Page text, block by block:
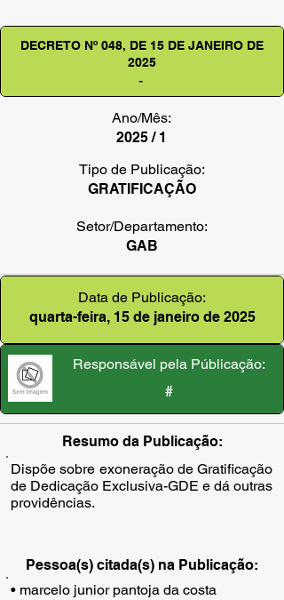
DECRETO Nº 048, DE 15 DE JANEIRO DE
2025
-
Ano/Mês:
2025 / 1
Tipo de Publicação:
GRATIFICAÇÃO
Setor/Departamento:
GAB
Data de Publicação:
quarta-feira, 15 de janeiro de 2025
Responsável pela Públicação:
#
Resumo da Publicação:
Dispõe sobre exoneração de Gratificação
de Dedicação Exclusiva-GDE e dá outras
providências.
Pessoa(s) citada(s) na Publicação:
• marcelo junior pantoja da costa